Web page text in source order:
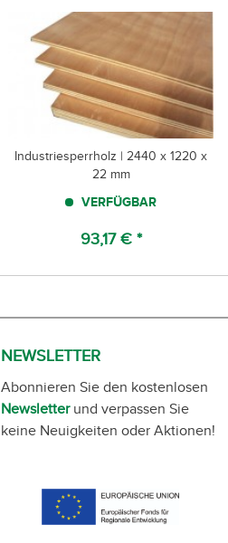
Industriesperrholz | 2440 x 1220 x
22 mm
VERFÜGBAR
93,17 € *
NEWSLETTER
Abonnieren Sie den kostenlosen
Newsletterund verpassen Sie
keine Neuigkeiten oder Aktionen!